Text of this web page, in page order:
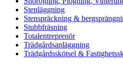
Stenläggning
Stenspräckning &
Stubbfräsning
Totalentreprenör
Trädgårdsanläggning
Trädgårdsskötsel &